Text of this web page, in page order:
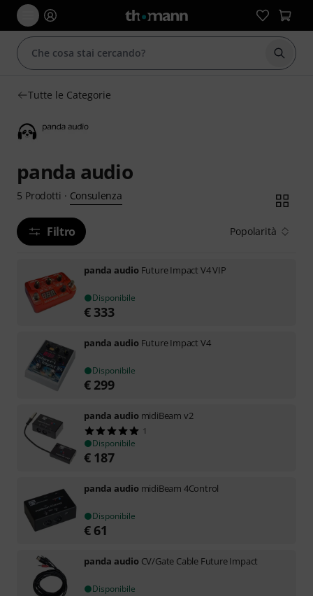
Tutte le Categorie
panda audio
5 Prodotti · Consulenza
Filtro Popolarità
panda audio Future Impact V4 VIP
Disponibile
€ 333
panda audio Future Impact V4
Disponibile
€ 299
panda audio midiBeam v2
1
Disponibile
€ 187
panda audio midiBeam 4Control
Disponibile
€ 61
panda audio CV/Gate Cable Future Impact
Disponibile